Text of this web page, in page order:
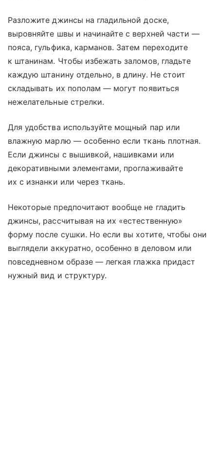
Разложите джинсы на гладильной доске,
выровняйте швы и начинайте с верхней части —
пояса, гульфика, карманов. Затем переходите
к штанинам. Чтобы избежать заломов, гладьте
каждую штанину отдельно, в длину. Не стоит
складывать их пополам — могут появиться
нежелательные стрелки.
Для удобства используйте мощный пар или
влажную марлю — особенно если ткань плотная.
Если джинсы с вышивкой, нашивками или
декоративными элементами, проглаживайте
их с изнанки или через ткань.
Некоторые предпочитают вообще не гладить
джинсы, рассчитывая на их «естественную»
форму после сушки. Но если вы хотите, чтобы они
выглядели аккуратно, особенно в деловом или
повседневном образе — легкая глажка придаст
нужный вид и структуру.